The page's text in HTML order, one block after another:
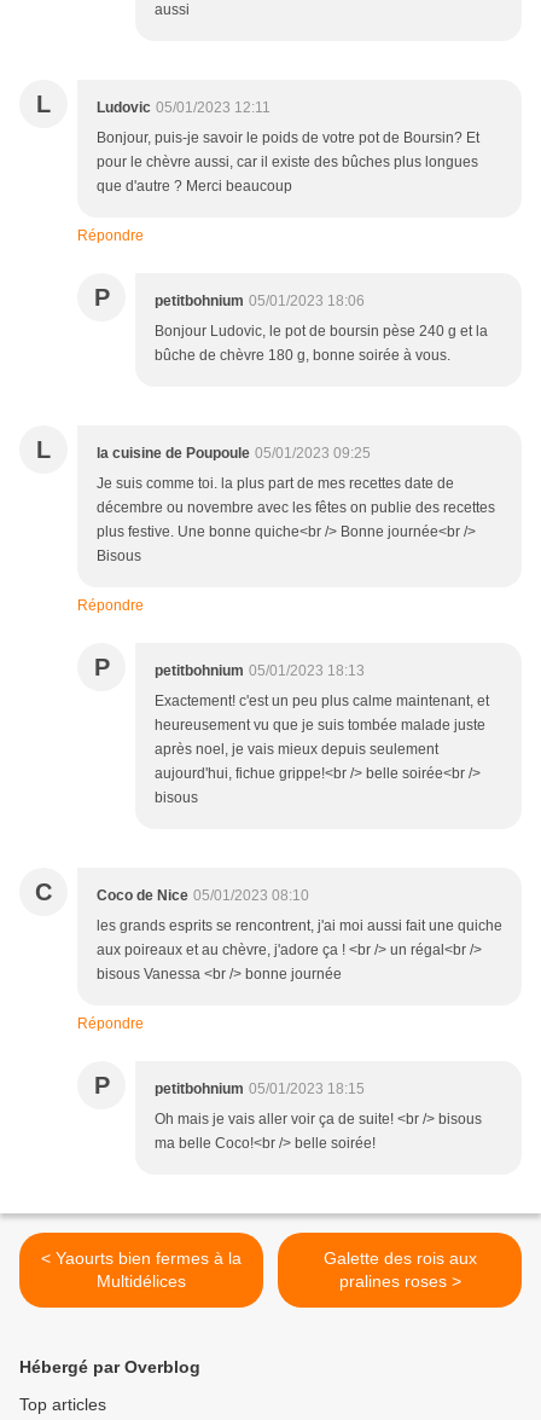
aussi
L Ludovic 05/01/2023 12:11
Bonjour, puis-je savoir le poids de votre pot de Boursin? Et
pour le chèvre aussi, car il existe des bûches plus longues
que d'autre ? Merci beaucoup
Répondre
P petitbohnium 05/01/2023 18:06
Bonjour Ludovic, le pot de boursin pèse 240 g et la
bûche de chèvre 180 g, bonne soirée à vous.
L la cuisine de Poupoule 05/01/2023 09:25
Je suis comme toi. la plus part de mes recettes date de
décembre ou novembre avec les fêtes on publie des recettes
plus festive. Une bonne quiche<br /> Bonne journée<br />
Bisous
Répondre
P petitbohnium 05/01/2023 18:13
Exactement! c'est un peu plus calme maintenant, et
heureusement vu que je suis tombée malade juste
après noel, je vais mieux depuis seulement
aujourd'hui, fichue grippe!<br /> belle soirée<br />
bisous
C Coco de Nice 05/01/2023 08:10
les grands esprits se rencontrent, j'ai moi aussi fait une quiche
aux poireaux et au chèvre, j'adore ça ! <br /> un régal<br />
bisous Vanessa <br /> bonne journée
Répondre
P petitbohnium 05/01/2023 18:15
Oh mais je vais aller voir ça de suite! <br /> bisous
ma belle Coco!<br /> belle soirée!
< Yaourts bien fermes à la
Multidélices
Galette des rois aux
pralines roses >
Hébergé par Overblog
Top articles